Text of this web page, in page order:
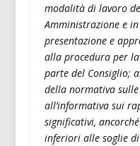
modalità di lavoro
Amministrazione e
presentazione e
alla procedura per
parte del Consiglio;
della normativa
all’informativa sui
significativi,
inferiori alle soglie di